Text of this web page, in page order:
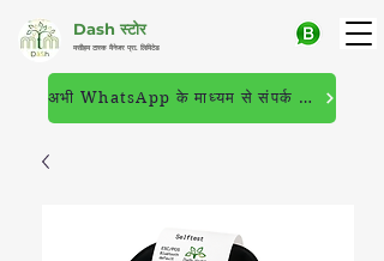
Dash स्टोर
मसीहम टास्क मैनेजर प्रा. लिमिटेड
अभी WhatsApp के माध्यम से संपर्क करें